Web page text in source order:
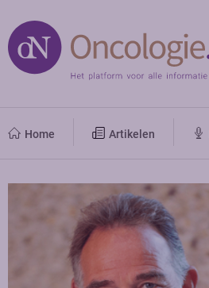
Home Artikelen